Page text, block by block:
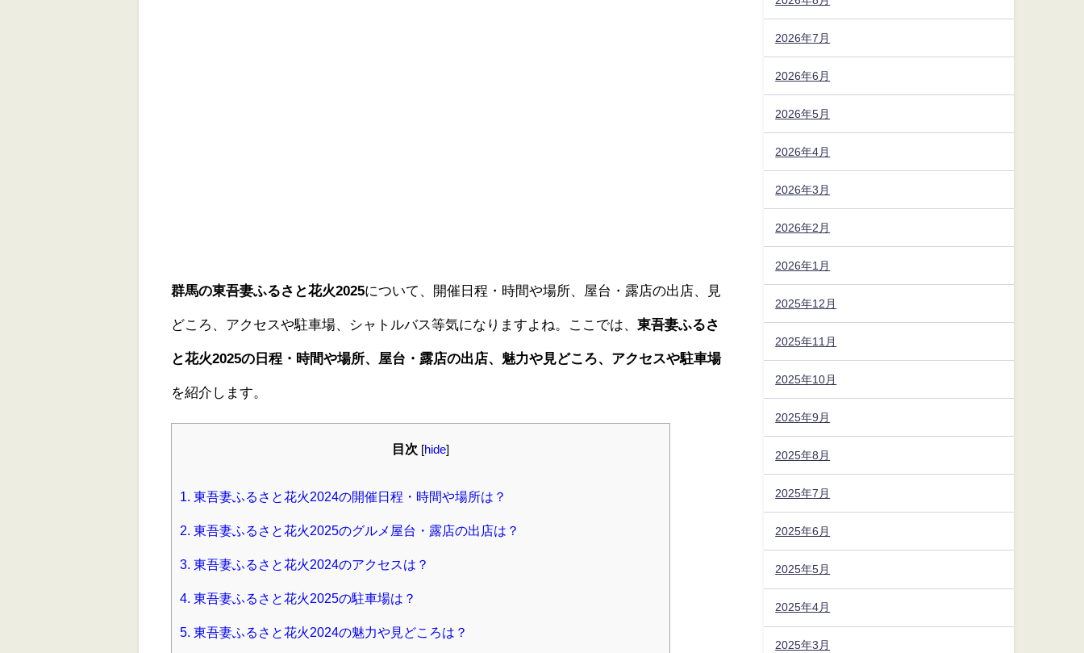
群馬の東吾妻ふるさと花火2025について、開催日程・時間や場所、屋台・露店の出店、見
どころ、アクセスや駐車場、シャトルバス等気になりますよね。ここでは、東吾妻ふるさ
と花火2025の日程・時間や場所、屋台・露店の出店、魅力や見どころ、アクセスや駐車場
を紹介します。
目次 hide
1. 東吾妻ふるさと花火2024の開催日程・時間や場所は？
2. 東吾妻ふるさと花火2025のグルメ屋台・露店の出店は？
3. 東吾妻ふるさと花火2024のアクセスは？
4. 東吾妻ふるさと花火2025の駐車場は？
5. 東吾妻ふるさと花火2024の魅力や見どころは？
2026年7月
2026年6月
2026年5月
2026年4月
2026年3月
2026年2月
2026年1月
2025年12月
2025年11月
2025年10月
2025年9月
2025年8月
2025年7月
2025年6月
2025年5月
2025年4月
2025年3月